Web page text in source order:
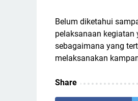
Belum diketahui
pelaksanaan kegiatan
sebagaimana yang
melaksanakan
Share